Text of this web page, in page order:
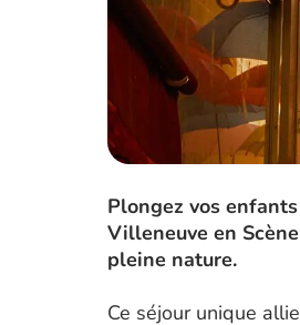
Plongez vos
Villeneuve en
pleine nature.
Ce séjour unique